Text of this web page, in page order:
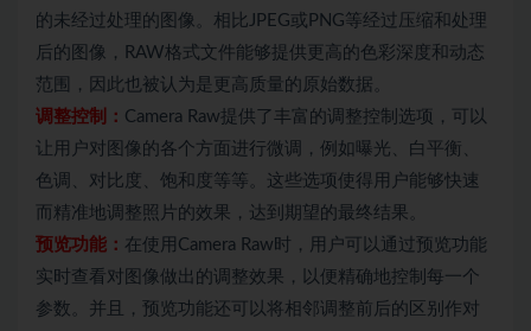
的未经过处理的图像。相比JPEG或PNG等经过压缩和处理
后的图像，RAW格式文件能够提供更高的色彩深度和动态
范围，因此也被认为是更高质量的原始数据。
调整控制： Camera Raw提供了丰富的调整控制选项，可以
让用户对图像的各个方面进行微调，例如曝光、白平衡、
色调、对比度、饱和度等等。这些选项使得用户能够快速
而精准地调整照片的效果，达到期望的最终结果。
预览功能： 在使用Camera Raw时，用户可以通过预览功能
实时查看对图像做出的调整效果，以便精确地控制每一个
参数。并且，预览功能还可以将相邻调整前后的区别作对